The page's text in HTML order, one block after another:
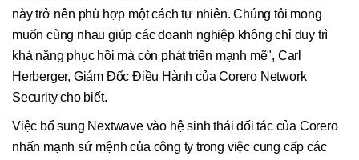
này trở nên phù hợp một cách tự nhiên. Chúng tôi mong
muốn cùng nhau giúp các doanh nghiệp không chỉ duy trì
khả năng phục hồi mà còn phát triển mạnh mẽ", Carl
Herberger, Giám Đốc Điều Hành của Corero Network
Security cho biết.
Việc bổ sung Nextwave vào hệ sinh thái đối tác của Corero
nhấn mạnh sứ mệnh của công ty trong việc cung cấp các